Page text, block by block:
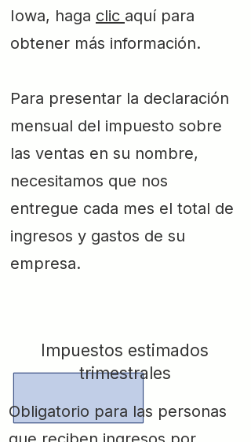
Iowa, haga clic aquí para
obtener más información.
Para presentar la declaración
mensual del impuesto sobre
las ventas en su nombre,
necesitamos que nos
entregue cada mes el total de
ingresos y gastos de su
empresa.
Obligatorio para las personas
Impuestos estimados
trimestrales